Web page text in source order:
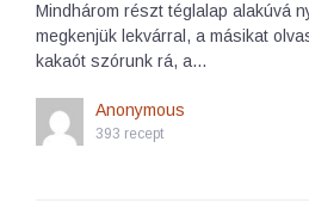
Mindhárom részt téglalap alakúvá
megkenjük lekvárral, a másikat
kakaót szórunk rá, a…
Anonymous
393 recept